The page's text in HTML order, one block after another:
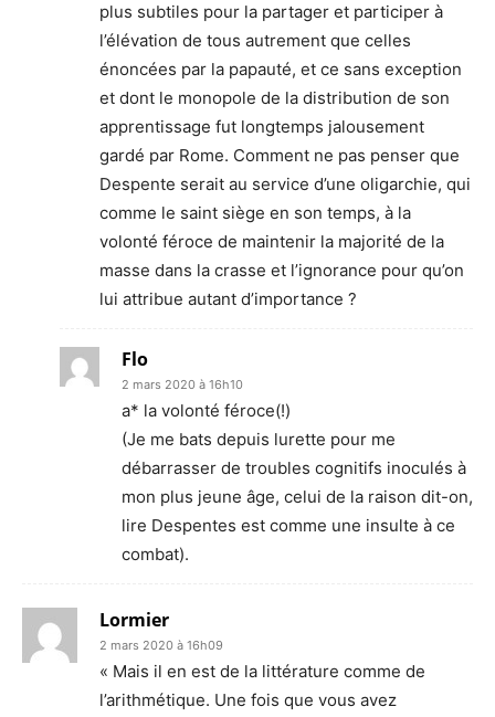
plus subtiles pour la partager et participer à
l’élévation de tous autrement que celles
énoncées par la papauté, et ce sans exception
et dont le monopole de la distribution de son
apprentissage fut longtemps jalousement
gardé par Rome. Comment ne pas penser que
Despente serait au service d’une oligarchie, qui
comme le saint siège en son temps, à la
volonté féroce de maintenir la majorité de la
masse dans la crasse et l’ignorance pour qu’on
lui attribue autant d’importance ?
Flo
2 mars 2020 à 16h10
a* la volonté féroce(!)
(Je me bats depuis lurette pour me
débarrasser de troubles cognitifs inoculés à
mon plus jeune âge, celui de la raison dit-on,
lire Despentes est comme une insulte à ce
combat).
Lormier
2 mars 2020 à 16h09
« Mais il en est de la littérature comme de
l’arithmétique. Une fois que vous avez